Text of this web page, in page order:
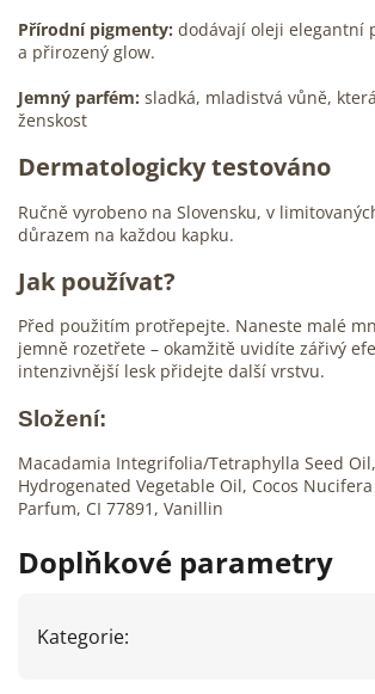
Přírodní pigmenty: dodávají oleji elegantní
a přirozený glow.
Jemný parfém: sladká, mladistvá vůně,
ženskost
Dermatologicky testováno
Ručně vyrobeno na Slovensku, v
důrazem na každou kapku.
Jak používat?
Před použitím protřepejte. Naneste malé
jemně rozetřete – okamžitě uvidíte zářivý
intenzivnější lesk přidejte další vrstvu.
Složení:
Macadamia Integrifolia/Tetraphylla Seed
Hydrogenated Vegetable Oil, Cocos
Parfum, CI 77891, Vanillin
Doplňkové parametry
Kategorie: